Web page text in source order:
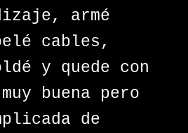
armé
cables,
y quede con
buena pero
de